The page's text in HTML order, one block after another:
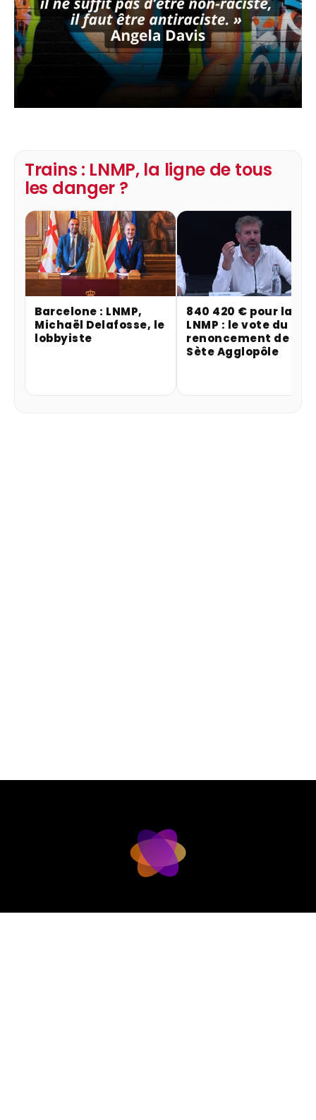
Trains : LNMP, la ligne de tous
les danger ?
Barcelone : LNMP,
Michaël Delafosse, le
lobbyiste
840 420 € pour la
LNMP : le vote du
renoncement de
Sète Agglopôle